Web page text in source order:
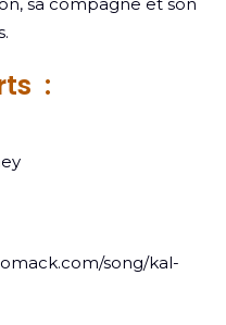
sa compagne et son
:
song/kal-